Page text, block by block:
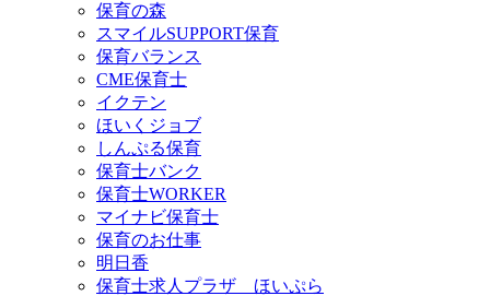
保育の森
スマイルSUPPORT保育
保育バランス
CME保育士
イクテン
ほいくジョブ
しんぷる保育
保育士バンク
保育士WORKER
マイナビ保育士
保育のお仕事
明日香
保育士求人プラザ ほいぷら